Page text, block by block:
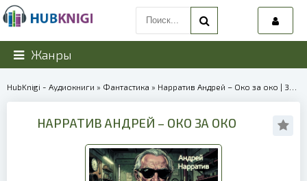
Жанры
HubKnigi - Аудиокниги » Фантастика » Нарратив Андрей – Око за око | 39931
НАРРАТИВ АНДРЕЙ – ОКО ЗА ОКО